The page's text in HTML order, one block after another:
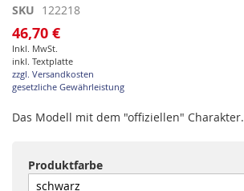
Zum
Anfang
der
Bildgalerie
springen
SKU 122218
46,70 €
Inkl. MwSt.
inkl. Textplatte
zzgl. Versandkosten
gesetzliche Gewährleistung
Das Modell mit dem "offiziellen" Charakter.
Produktfarbe